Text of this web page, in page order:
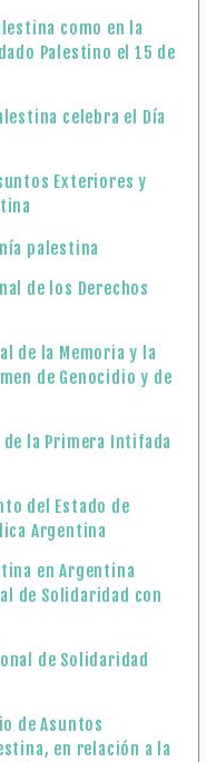
como en la
Palestino el 15 de
celebra el Día
Exteriores y
palestina
de los Derechos
de la Memoria y la
de Genocidio y de
la Primera Intifada
del Estado de
Argentina
en Argentina
de Solidaridad con
de Solidaridad
de Asuntos
en relación a la